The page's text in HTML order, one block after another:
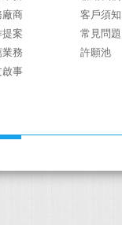
廠商
案
務
啟事
客戶須知
常見問題
許願池